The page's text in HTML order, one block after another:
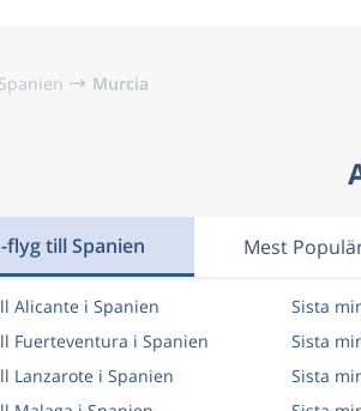
Spanien Murcia
till Spanien Mest
Alicante i Spanien Sista
Fuerteventura i Spanien
Sista
Lanzarote i Spanien
Sista